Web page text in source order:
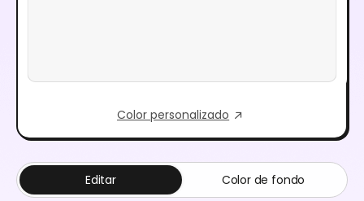
Color personalizado
Editar Color de fondo